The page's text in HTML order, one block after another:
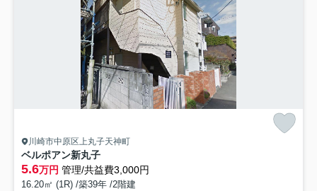
川崎市中原区上丸子天神町
ベルポアン新丸子
5.6万円 管理/共益費3,000円
16.20㎡ (1R) /築39年 /2階建